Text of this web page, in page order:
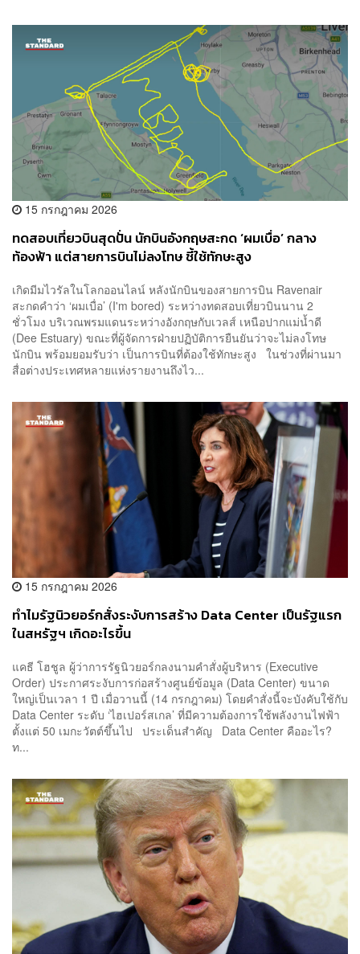
15 กรกฎาคม 2026
ทดสอบเที่ยวบินสุดปั่น นักบินอังกฤษสะกด ‘ผมเบื่อ’ กลาง
ท้องฟ้า แต่สายการบินไม่ลงโทษ ชี้ใช้ทักษะสูง
เกิดมีมไวรัลในโลกออนไลน์ หลังนักบินของสายการบิน Ravenair
สะกดคำว่า ‘ผมเบื่อ’ (I'm bored) ระหว่างทดสอบเที่ยวบินนาน 2
ชั่วโมง บริเวณพรมแดนระหว่างอังกฤษกับเวลส์ เหนือปากแม่น้ำดี
(Dee Estuary) ขณะที่ผู้จัดการฝ่ายปฏิบัติการยืนยันว่าจะไม่ลงโทษ
นักบิน พร้อมยอมรับว่า เป็นการบินที่ต้องใช้ทักษะสูง ในช่วงที่ผ่านมา
สื่อต่างประเทศหลายแห่งรายงานถึงไว...
15 กรกฎาคม 2026
ทำไมรัฐนิวยอร์กสั่งระงับการสร้าง Data Center เป็นรัฐแรก
ในสหรัฐฯ เกิดอะไรขึ้น
แคธี โฮชูล ผู้ว่าการรัฐนิวยอร์กลงนามคำสั่งผู้บริหาร (Executive
Order) ประกาศระงับการก่อสร้างศูนย์ข้อมูล (Data Center) ขนาด
ใหญ่เป็นเวลา 1 ปี เมื่อวานนี้ (14 กรกฎาคม) โดยคำสั่งนี้จะบังคับใช้กับ
Data Center ระดับ ‘ไฮเปอร์สเกล’ ที่มีความต้องการใช้พลังงานไฟฟ้า
ตั้งแต่ 50 เมกะวัตต์ขึ้นไป ประเด็นสำคัญ Data Center คืออะไร?
ท...